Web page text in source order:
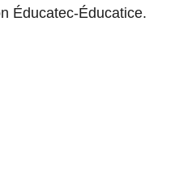
Éducatec-Éducatice.